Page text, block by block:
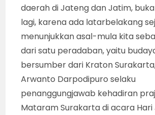
daerah di Jateng dan Jatim,
lagi, karena ada latarbelakang
menunjukkan asal-mula kita
dari satu peradaban, yaitu
bersumber dari Kraton
Arwanto Darpodipuro selaku
penanggungjawab kehadiran
Mataram Surakarta di acara Hari